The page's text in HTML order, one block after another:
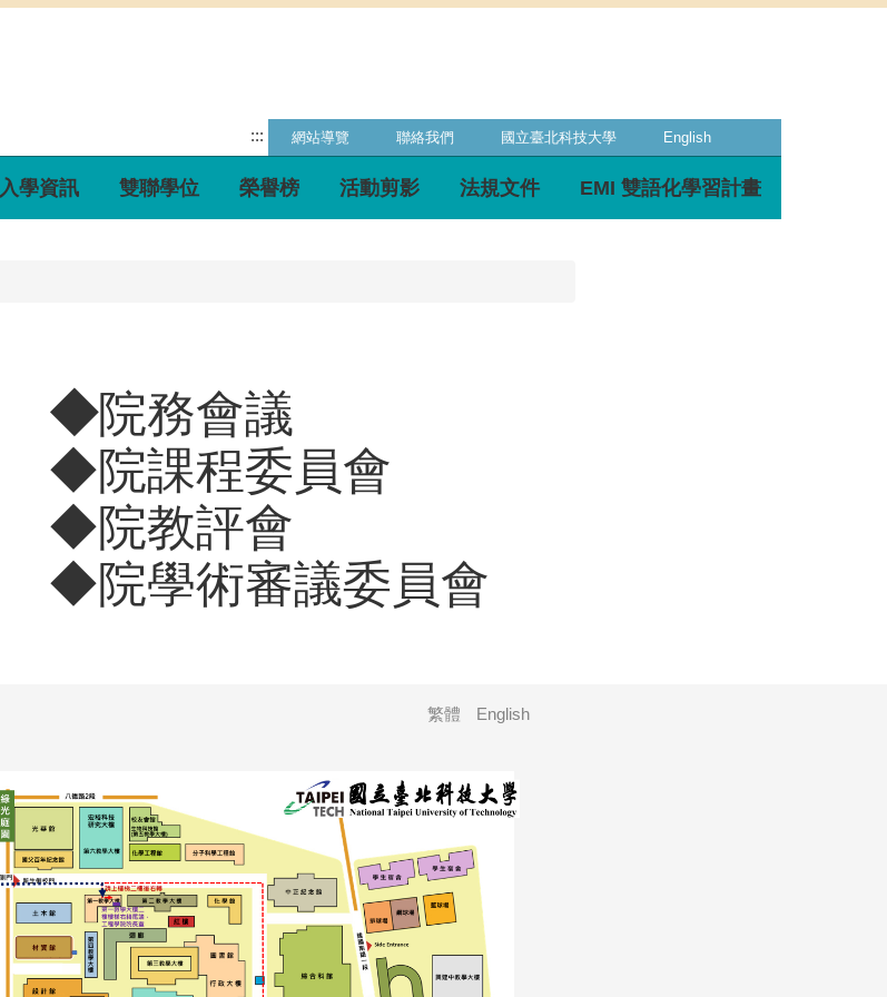
::: 網站導覽 聯絡我們 國立臺北科技大學 English
入學資訊 雙聯學位 榮譽榜 活動剪影 法規文件 EMI 雙語化學習計畫
◆院務會議
◆院課程委員會
◆院教評會
◆院學術審議委員會
繁體 English